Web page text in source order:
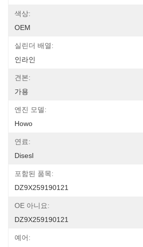
색상:
OEM
실린더 배열:
인라인
견본:
가용
엔진 모델:
Howo
연료:
Disesl
포함된 품목:
DZ9X259190121
OE 아니요:
DZ9X259190121
예어: